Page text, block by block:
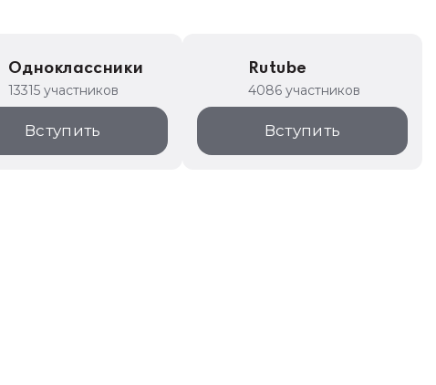
Одноклассники
13315 участников
Вступить
Rutube
4086 участников
Вступить